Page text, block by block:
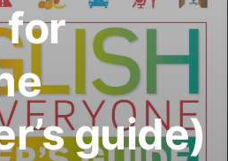
for
guide)